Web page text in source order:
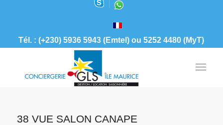
Tél. : (+230) 5936 5943 (Emtel) ou 5252 4480 (MyT)
38 VUE SALON CANAPE